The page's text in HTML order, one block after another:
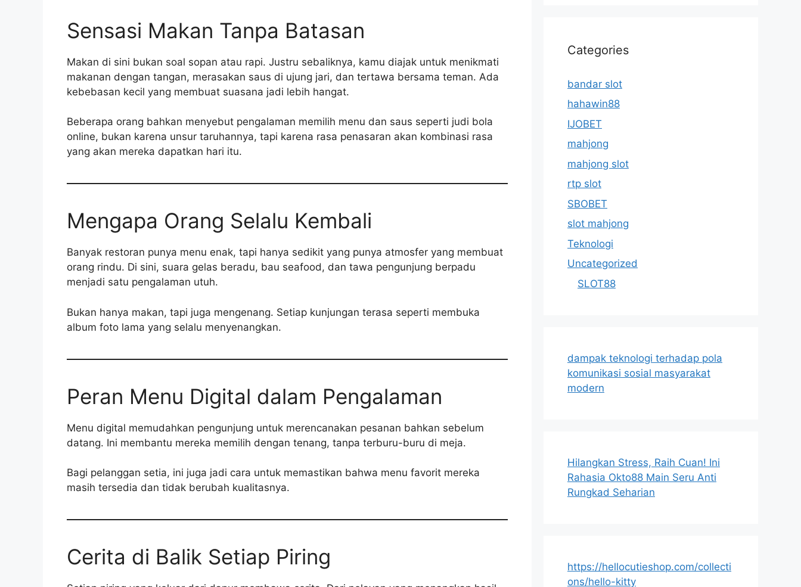
Sensasi Makan Tanpa Batasan
Makan di sini bukan soal sopan atau rapi. Justru sebaliknya, kamu diajak untuk menikmati
makanan dengan tangan, merasakan saus di ujung jari, dan tertawa bersama teman. Ada
kebebasan kecil yang membuat suasana jadi lebih hangat.
Beberapa orang bahkan menyebut pengalaman memilih menu dan saus seperti judi bola
online, bukan karena unsur taruhannya, tapi karena rasa penasaran akan kombinasi rasa
yang akan mereka dapatkan hari itu.
Mengapa Orang Selalu Kembali
Banyak restoran punya menu enak, tapi hanya sedikit yang punya atmosfer yang membuat
orang rindu. Di sini, suara gelas beradu, bau seafood, dan tawa pengunjung berpadu
menjadi satu pengalaman utuh.
Bukan hanya makan, tapi juga mengenang. Setiap kunjungan terasa seperti membuka
album foto lama yang selalu menyenangkan.
Peran Menu Digital dalam Pengalaman
Menu digital memudahkan pengunjung untuk merencanakan pesanan bahkan sebelum
datang. Ini membantu mereka memilih dengan tenang, tanpa terburu-buru di meja.
Bagi pelanggan setia, ini juga jadi cara untuk memastikan bahwa menu favorit mereka
masih tersedia dan tidak berubah kualitasnya.
Cerita di Balik Setiap Piring
Categories
bandar slot
hahawin88
IJOBET
mahjong
mahjong slot
rtp slot
SBOBET
slot mahjong
Teknologi
Uncategorized
SLOT88
dampak teknologi terhadap pola
komunikasi sosial masyarakat
modern
Hilangkan Stress, Raih Cuan! Ini
Rahasia Okto88 Main Seru Anti
Rungkad Seharian
https://hellocutieshop.com/collecti
ons/hello-kitty